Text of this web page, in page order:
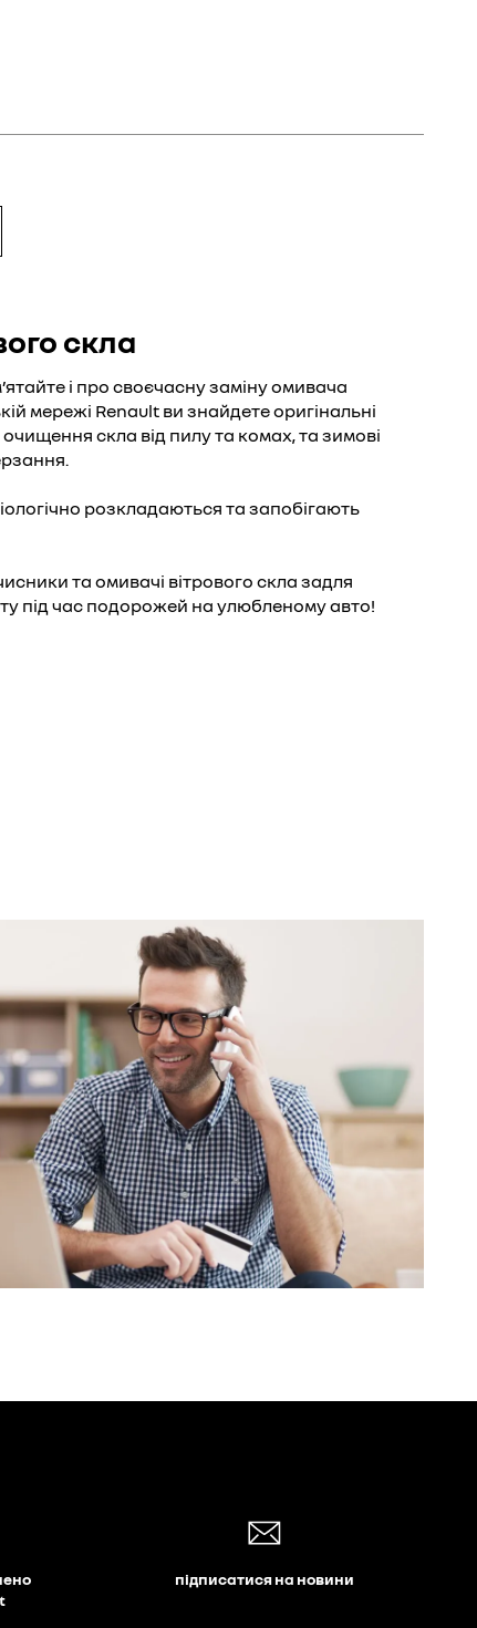
автомобілі спостерігається доволі
дефекти:
склі. Ця ознака вказує на появу
щіток, що могло трапитись під
. Подібне ви можете
деформація щіток внаслідок
на склі. До цього призводить слабкий
частину щіток або нерівномірне
на Renault? Якщо Ви знайшли
скла
і про своєчасну заміну омивача
мережі Renault ви знайдете оригінальні
очищення скла від пилу та комах, та зимові
розкладаються та запобігають
та омивачі вітрового скла задля
під час подорожей на улюбленому авто!
підписатися на новини